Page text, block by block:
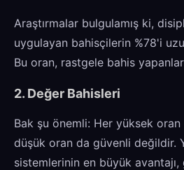
Araştırmalar bulgulamış ki,
uygulayan bahisçilerin %78'i
Bu oran, rastgele bahis
2. Değer Bahisleri
Bak şu önemli: Her yüksek
düşük oran da güvenli değildir.
sistemlerinin en büyük